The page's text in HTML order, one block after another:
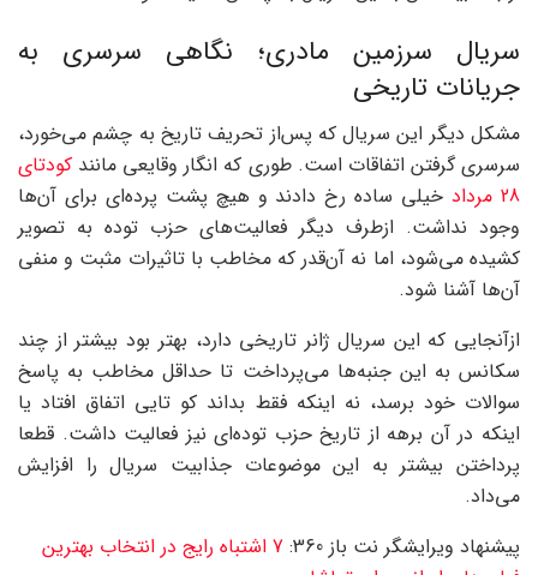
سریال سرزمین مادری؛ نگاهی سرسری به
جریانات تاریخی
مشکل دیگر این سریال که پس‌از تحریف تاریخ به چشم می‌خورد،
سرسری گرفتن اتفاقات است. طوری که انگار وقایعی مانند کودتای
28 مرداد
خیلی ساده رخ دادند و هیچ پشت پرده‌ای برای آن‌ها
وجود نداشت‌. ازطرف دیگر فعالیت‌های حزب توده به تصویر
کشیده می‌شود، اما نه آن‌قدر که مخاطب با تاثیرات مثبت و منفی
آن‌ها آشنا شود‌.
ازآنجایی که این سریال ژانر تاریخی دارد، بهتر بود بیشتر از چند
سکانس به این جنبه‌ها می‌پرداخت تا حداقل مخاطب به پاسخ
سوالات خود برسد، نه اینکه فقط بداند کو تایی اتفاق افتاد یا
اینکه در آن برهه از تاریخ حزب توده‌ای نیز فعالیت داشت. قطعا
پرداختن بیشتر به این موضوعات جذابیت سریال را افزایش
می‌داد‌.
پیشنهاد ویرایشگر نت باز 360:
7 اشتباه رایج در انتخاب بهترین